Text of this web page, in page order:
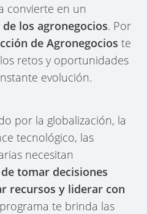
convierte en un
los agronegocios. Por
de Agronegocioste
retos y oportunidades
evolución.
por la globalización, la
tecnológico, las
necesitan
de tomar decisiones
recursos y liderar con
te brinda las